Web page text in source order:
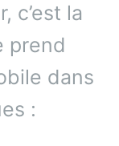
c’est la
prend
dans
: